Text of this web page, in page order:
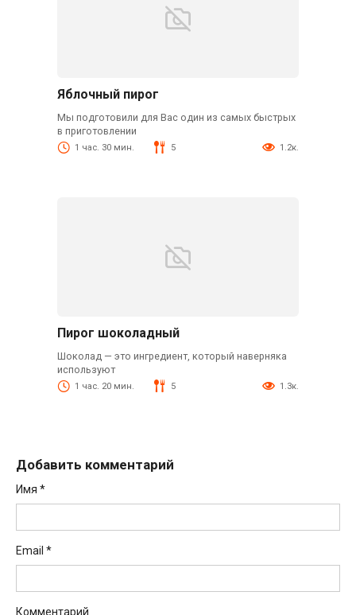
Яблочный пирог
Мы подготовили для Вас один из самых быстрых
в приготовлении
1 час. 30 мин. 5 1.2к.
Пирог шоколадный
Шоколад — это ингредиент, который наверняка
используют
1 час. 20 мин. 5 1.3к.
Добавить комментарий
Имя *
Email *
Комментарий